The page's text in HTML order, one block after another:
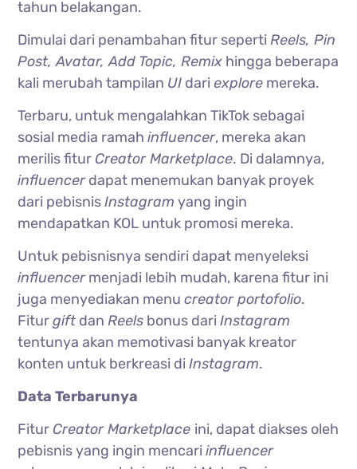
tahun belakangan.
Dimulai dari penambahan fitur sepertiReels, Pin
Post, Avatar, Add Topic, Remix hingga beberapa
kali merubah tampilan UI dari explore mereka.
Terbaru, untuk mengalahkan TikTok sebagai
sosial media ramahinfluencer, mereka akan
merilis fitur Creator Marketplace. Di dalamnya,
influencerdapat menemukan banyak proyek
dari pebisnisInstagram yang ingin
mendapatkan KOL untuk promosi mereka.
Untuk pebisnisnya sendiri dapat menyeleksi
influencermenjadi lebih mudah, karena fitur ini
juga menyediakan menucreator portofolio.
Fiturgift danReels bonus dariInstagram
tentunya akan memotivasi banyak kreator
konten untuk berkreasi diInstagram.
Data Terbarunya
Fitur Creator Marketplace ini, dapat diakses oleh
pebisnis yang ingin mencariinfluencer